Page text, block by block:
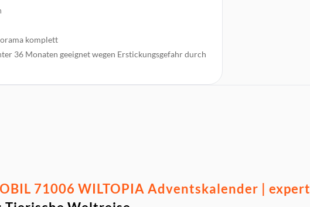
komplett
36 Monaten geeignet wegen Erstickungsgefahr durch
71006 WILTOPIA Adventskalender | expert